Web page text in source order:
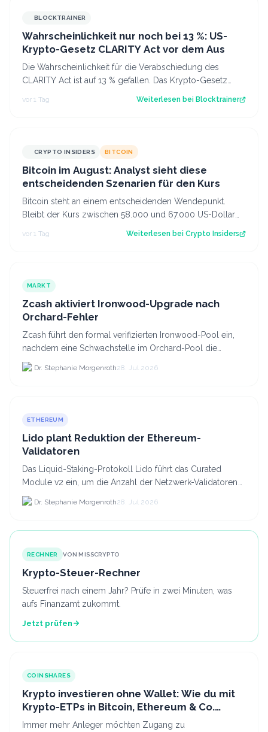
BLOCKTRAINER
Wahrscheinlichkeit nur noch bei 13 %: US-
Krypto-Gesetz CLARITY Act vor dem Aus
Die Wahrscheinlichkeit für die Verabschiedung des
CLARITY Act ist auf 13 % gefallen. Das Krypto-Gesetz
steht vor dem Aus, aber Bitcoin zeigt…
vor 1 Tag Weiterlesen bei Blocktrainer
CRYPTO INSIDERS BITCOIN
Bitcoin im August: Analyst sieht diese
entscheidenden Szenarien für den Kurs
Bitcoin steht an einem entscheidenden Wendepunkt.
Bleibt der Kurs zwischen 58.000 und 67.000 US-Dollar
vor 1 Tag Weiterlesen bei Crypto Insiders
MARKT
Zcash aktiviert Ironwood-Upgrade nach
Orchard-Fehler
Zcash führt den formal verifizierten Ironwood-Pool ein,
nachdem eine Schwachstelle im Orchard-Pool die
Erstellung gefälschter ZEC-Token ermöglichte.
Dr. Stephanie Morgenroth28. Jul 2026
ETHEREUM
Lido plant Reduktion der Ethereum-
Validatoren
Das Liquid-Staking-Protokoll Lido führt das Curated
Module v2 ein, um die Anzahl der Netzwerk-Validatoren
von 880.000 auf etwa 628.
Dr. Stephanie Morgenroth28. Jul 2026
RECHNER VON MISSCRYPTO
Krypto-Steuer-Rechner
Steuerfrei nach einem Jahr? Prüfe in zwei Minuten, was
aufs Finanzamt zukommt.
Jetzt prüfen
COINSHARES
Krypto investieren ohne Wallet: Wie du mit
Krypto-ETPs in Bitcoin, Ethereum & Co.
anlegst
Immer mehr Anleger möchten Zugang zu